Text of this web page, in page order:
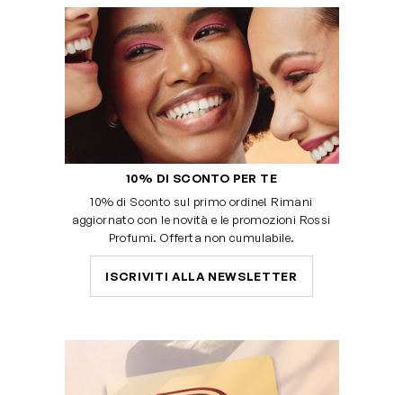
10% DI SCONTO PER TE
10% di Sconto sul primo ordine! Rimani
aggiornato con le novità e le promozioni Rossi
Profumi. Offerta non cumulabile.
ISCRIVITI ALLA NEWSLETTER